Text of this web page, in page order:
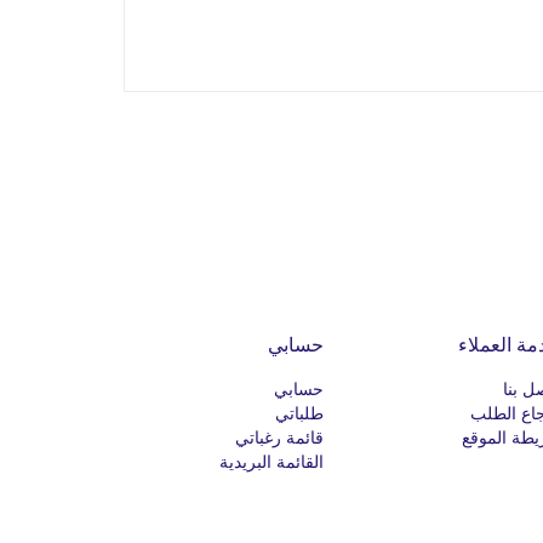
العملاء
بنا
الطلب
الموقع
حسابي
حسابي
طلباتي
قائمة رغباتي
القائمة البريدية